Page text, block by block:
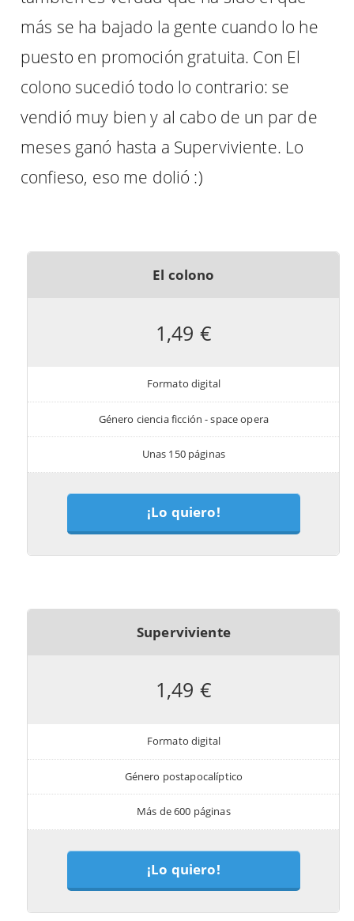
más se ha bajado la gente cuando lo he
puesto en promoción gratuita. Con El
colono sucedió todo lo contrario: se
vendió muy bien y al cabo de un par de
meses ganó hasta a Superviviente. Lo
confieso, eso me dolió :)
El colono
1,49 €
Formato digital
Género ciencia ficción - space opera
Unas 150 páginas
¡Lo quiero!
Superviviente
1,49 €
Formato digital
Género postapocalíptico
Más de 600 páginas
¡Lo quiero!